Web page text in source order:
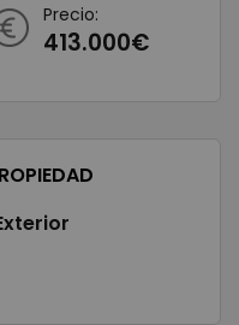
Precio:
413.000€